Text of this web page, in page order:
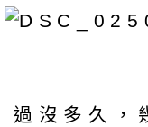
過沒多久，